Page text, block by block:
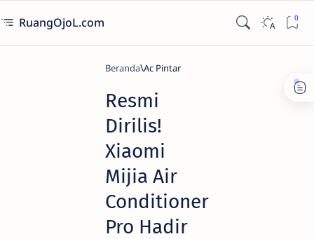
RuangOjoL.com
Beranda Ac Pintar
Resmi
Dirilis!
Xiaomi
Mijia Air
Conditioner
Pro Hadir